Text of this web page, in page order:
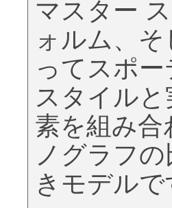
マスター
ォルム、
ってスポ
スタイル
素を組み
ノグラフ
きモデルで